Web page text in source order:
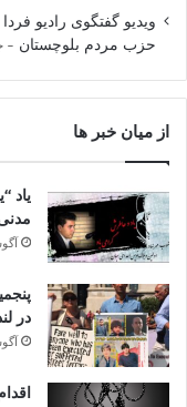
ویدیو گفتگوی رادیو
حزب مردم بلوچستان
از میان خبر ها
یاد
در